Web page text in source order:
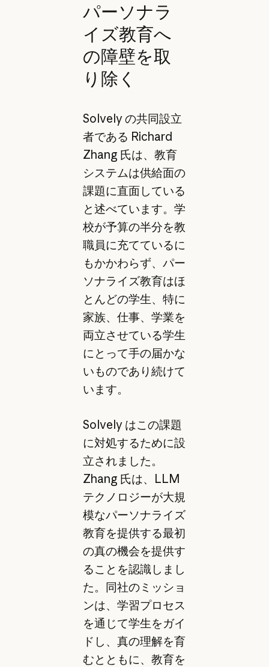
パーソナラ
イズ教育へ
の障壁を取
り除く
Solvely の共同設立
者である Richard
Zhang 氏は、教育
システムは供給面の
課題に直面している
と述べています。学
校が予算の半分を教
職員に充てているに
もかかわらず、パー
ソナライズ教育はほ
とんどの学生、特に
家族、仕事、学業を
両立させている学生
にとって手の届かな
いものであり続けて
います。
Solvely はこの課題
に対処するために設
立されました。
Zhang 氏は、LLM
テクノロジーが大規
模なパーソナライズ
教育を提供する最初
の真の機会を提供す
ることを認識しまし
た。同社のミッショ
ンは、学習プロセス
を通じて学生をガイ
ドし、真の理解を育
むとともに、教育を